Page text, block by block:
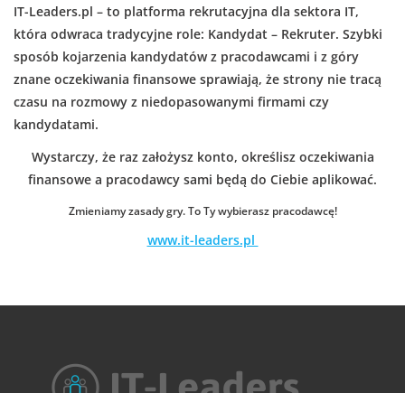
IT-Leaders.pl – to platforma rekrutacyjna dla sektora IT,
która odwraca tradycyjne role: Kandydat – Rekruter. Szybki
sposób kojarzenia kandydatów z pracodawcami i z góry
znane oczekiwania finansowe sprawiają, że strony nie tracą
czasu na rozmowy z niedopasowanymi firmami czy
kandydatami.
Wystarczy, że raz założysz konto, określisz oczekiwania
finansowe a pracodawcy sami będą do Ciebie aplikować.
Zmieniamy zasady gry. To Ty wybierasz pracodawcę!
www.it-leaders.pl